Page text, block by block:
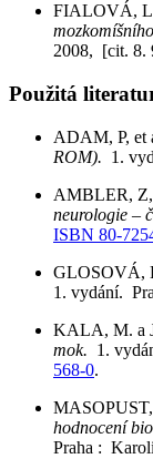
FIALOVÁ,
2008, [cit. 8.
Použitá
ADAM, P, et
ROM). 1.
AMBLER,
neurologie –
ISBN 80-
GLOSOVÁ,
1. vydání.
KALA, M. a
mok. 1.
568-0.
hodnocení
Praha :